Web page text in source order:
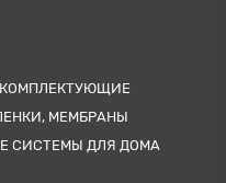
МЕМБРАНЫ
СИСТЕМЫ ДЛЯ ДОМА